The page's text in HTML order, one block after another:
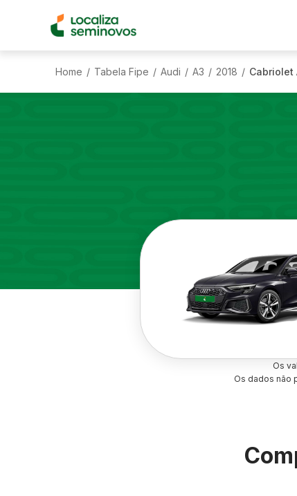
Home / Tabela Fipe / Audi / A3 / 2018 / Cabriolet
Os
Os dados não